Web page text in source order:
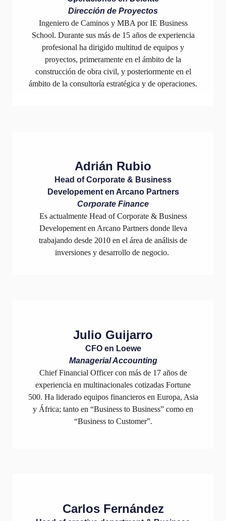
Dirección de Proyectos
Ingeniero de Caminos y MBA por IE Business
School. Durante sus más de 15 años de experiencia
profesional ha dirigido multitud de equipos y
proyectos, primeramente en el ámbito de la
construcción de obra civil, y posteriormente en el
ámbito de la consultoría estratégica y de operaciones.
Adrián Rubio
Head of Corporate & Business
Developement en Arcano Partners
Corporate Finance
Es actualmente Head of Corporate & Business
Developement en Arcano Partners donde lleva
trabajando desde 2010 en el área de análisis de
inversiones y desarrollo de negocio.
Julio Guijarro
CFO en Loewe
Managerial Accounting
Chief Financial Officer con más de 17 años de
experiencia en multinacionales cotizadas Fortune
500. Ha liderado equipos financieros en Europa, Asia
y África; tanto en “Business to Business” como en
“Business to Customer”.
Carlos Fernández